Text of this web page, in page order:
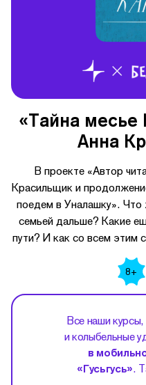
«Тайна месье
Анна
В проекте «Автор
Красильщик и
поедем в Уналашку».
семьей дальше? Какие
пути? И как со всем этим
8+
Все наши
и колыбельные
в
«Гусьгусь».